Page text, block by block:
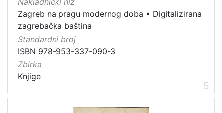
Zagreb na pragu modernog doba • Digitalizirana
zagrebačka baština
Standardni broj
ISBN 978-953-337-090-3
Zbirka
Knjige
5